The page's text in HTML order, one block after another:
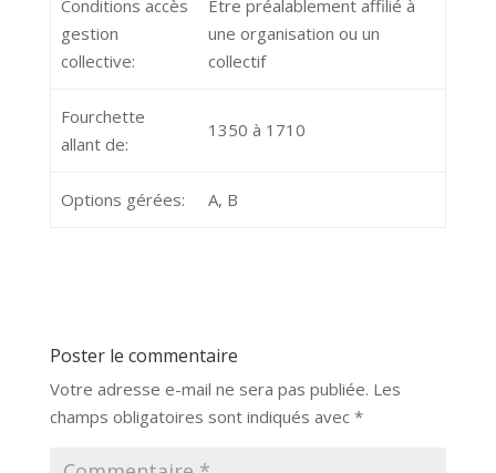
Conditions accès
gestion
collective:
Être préalablement affilié à
une organisation ou un
collectif
Fourchette
allant de:
1350 à 1710
Options gérées: A, B
Poster le commentaire
Votre adresse e-mail ne sera pas publiée. Les
champs obligatoires sont indiqués avec *